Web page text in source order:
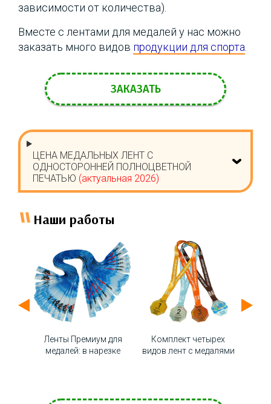
зависимости от количества).
Вместе с лентами для медалей у нас можно
заказать много видов продукции для спорта
ЗАКАЗАТЬ
ЦЕНА МЕДАЛЬНЫХ ЛЕНТ С
ОДНОСТОРОННЕЙ ПОЛНОЦВЕТНОЙ
ПЕЧАТЬЮ (актуальная 2026)
Наши работы
Ленты Премиум для
медалей: в нарезке
Комплект четырех
видов лент с медалями